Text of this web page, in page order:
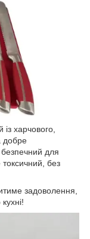
харчового,
добре
безпечний для
без
задоволення,